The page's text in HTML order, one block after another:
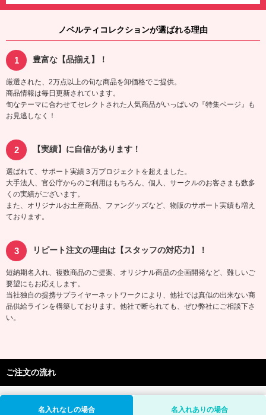
ノベルティコレクションが選ばれる理由
豊富な【品揃え】！
厳選された、2万点以上の旬な商品を卸価格でご提供。
商品情報は毎日更新されています。
旬なテーマに合わせてセレクトされた人気商品がいっぱいの『特集ページ』も
お見逃しなく！
【実績】に自信があります！
選ばれて、サポート実績３万プロジェクトを超えました。
大手法人、官公庁からのご利用はもちろん、個人、サークルのお客さまも数多
くの実績がございます。
また、オリジナルお土産商品、ファングッズなど、物販のサポート実績も増え
ております。
リピート注文の理由は【スタッフの対応力】！
短納期名入れ、複数商品のご提案、オリジナル商品の企画開発など、難しいご
要望にもお応えします。
当社独自の提携サプライヤーネットワークにより、他社では真似の出来ない商
品供給ラインを構築しております。他社で断られても、ぜひ弊社にご相談下さ
い。
ご注文の流れ
名入れなしの場合 名入れありの場合